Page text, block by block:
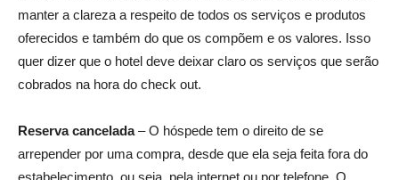
manter a clareza a respeito de todos os serviços e produtos
oferecidos e também do que os compõem e os valores. Isso
quer dizer que o hotel deve deixar claro os serviços que serão
cobrados na hora do check out.
Reserva cancelada– O hóspede tem o direito de se
arrepender por uma compra, desde que ela seja feita fora do
estabelecimento, ou seja, pela internet ou por telefone. O